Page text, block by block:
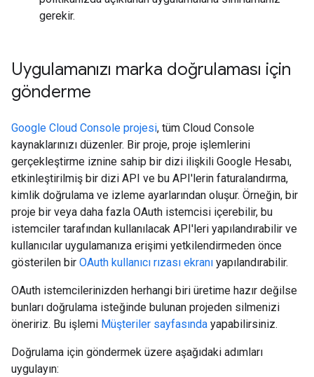
gerekir.
Uygulamanızı marka doğrulaması için
gönderme
Google Cloud Console projesi, tüm Cloud Console
kaynaklarınızı düzenler. Bir proje, proje işlemlerini
gerçekleştirme iznine sahip bir dizi ilişkili Google Hesabı,
etkinleştirilmiş bir dizi API ve bu API'lerin faturalandırma,
kimlik doğrulama ve izleme ayarlarından oluşur. Örneğin, bir
proje bir veya daha fazla OAuth istemcisi içerebilir, bu
istemciler tarafından kullanılacak API'leri yapılandırabilir ve
kullanıcılar uygulamanıza erişimi yetkilendirmeden önce
gösterilen bir OAuth kullanıcı rızası ekranı yapılandırabilir.
OAuth istemcilerinizden herhangi biri üretime hazır değilse
bunları doğrulama isteğinde bulunan projeden silmenizi
öneririz. Bu işlemi Müşteriler sayfasında yapabilirsiniz.
Doğrulama için göndermek üzere aşağıdaki adımları
uygulayın: